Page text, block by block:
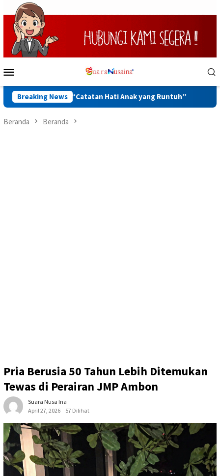
Loncat
ke
konten
Mobile
Breaking News
“Catatan Hati Anak yang Runtuh” Kunker ke
Beranda Beranda
Pria Berusia 50 Tahun Lebih Ditemukan
Tewas di Perairan JMP Ambon
Suara Nusa Ina
April 27, 2026
57 Dilihat